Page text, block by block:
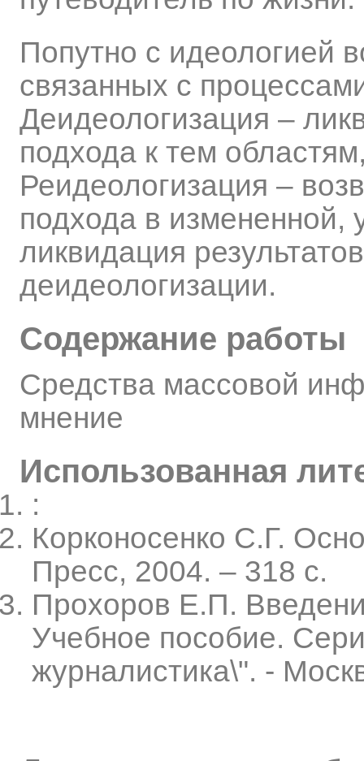
Попутно с идеологией
связанных с
Деидеологизация –
подхода к тем
Реидеологизация –
подхода в
ликвидация
деидеологизации.
Содержание работы
Средства массовой
мнение
Использованная
:
Корконосенко С.Г.
Пресс, 2004. – 318 с.
Прохоров Е.П.
Учебное пособие.
журналистика\". -